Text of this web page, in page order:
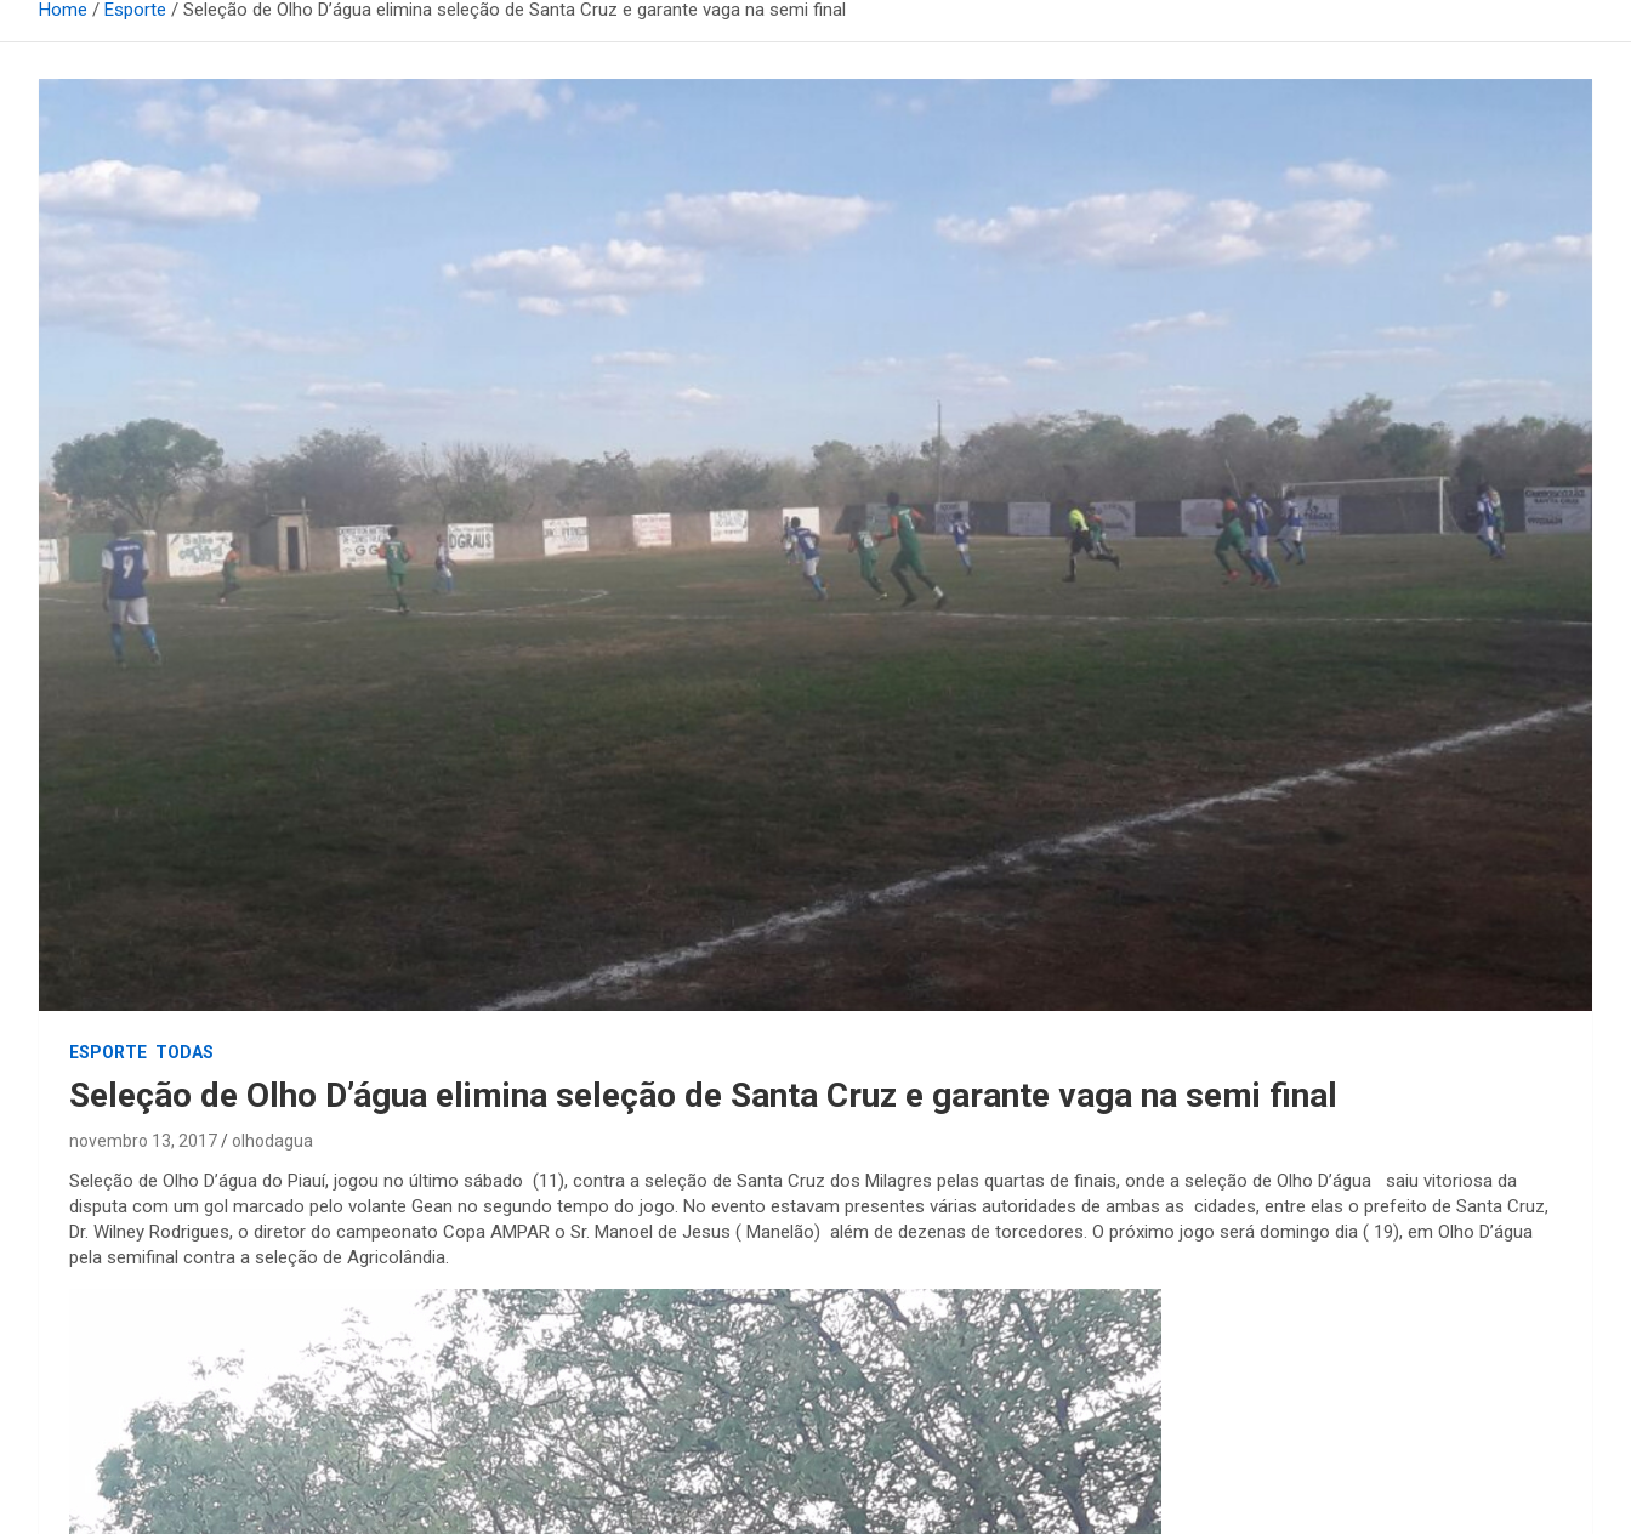
Home Esporte Seleção de Olho D’água elimina seleção de Santa Cruz e garante vaga na semi final
ESPORTE TODAS
Seleção de Olho D’água elimina seleção de Santa Cruz e garante vaga na semi final
novembro 13, 2017 olhodagua
Seleção de Olho D’água do Piauí, jogou no último sábado (11), contra a seleção de Santa Cruz dos Milagres pelas quartas de finais, onde a seleção de Olho D’água saiu vitoriosa da
disputa com um gol marcado pelo volante Gean no segundo tempo do jogo. No evento estavam presentes várias autoridades de ambas as cidades, entre elas o prefeito de Santa Cruz,
Dr. Wilney Rodrigues, o diretor do campeonato Copa AMPAR o Sr. Manoel de Jesus ( Manelão) além de dezenas de torcedores. O próximo jogo será domingo dia ( 19), em Olho D’água
pela semifinal contra a seleção de Agricolândia.